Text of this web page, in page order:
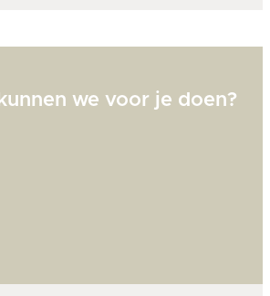
we voor je doen?